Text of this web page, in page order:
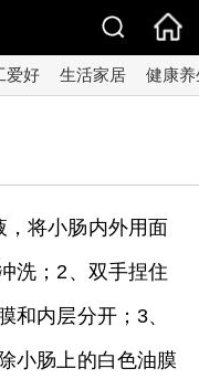
爱好 生活家居 健康养
将小肠内外用面
洗；2、双手捏住
和内层分开；3、
小肠上的白色油膜